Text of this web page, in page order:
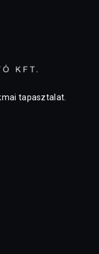
tapasztalat.